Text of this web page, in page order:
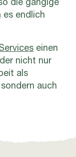
die gängige
es endlich
einen
nicht nur
als
auch